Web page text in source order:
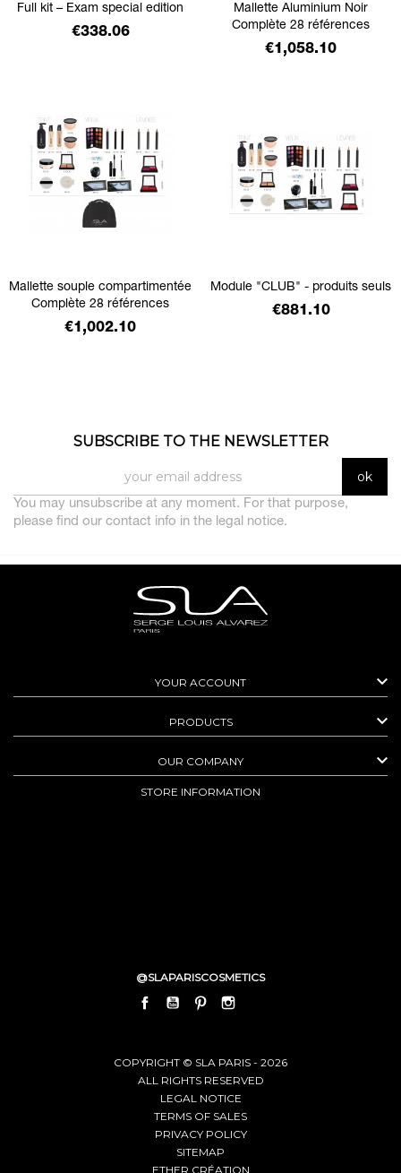
Full kit – Exam special edition
Price
€338.06
Mallette Aluminium Noir
Complète 28 références
Price
€1,058.10
Mallette souple compartimentée
Complète 28 références
Price
€1,002.10
Module "CLUB" - produits seuls
Price
€881.10
SUBSCRIBE TO THE NEWSLETTER
You may unsubscribe at any moment. For that purpose,
please find our contact info in the legal notice.
YOUR ACCOUNT 
PRODUCTS 
OUR COMPANY 
STORE INFORMATION
@SLAPARISCOSMETICS
FACEBOOKYOUTUBEPINTEREST
COPYRIGHT © SLA PARIS - 2026
ALL RIGHTS RESERVED
LEGAL NOTICE
TERMS OF SALES
PRIVACY POLICY
SITEMAP
ETHER CRÉATION